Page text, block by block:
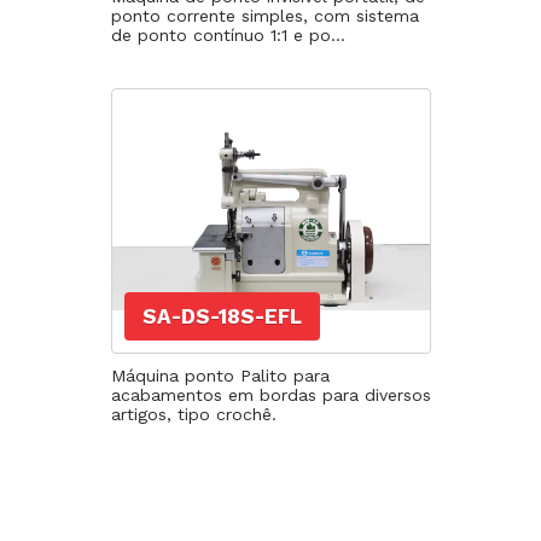
ponto corrente simples, com sistema
de ponto contínuo 1:1 e po...
SA-DS-18S-EFL
Máquina ponto Palito para
acabamentos em bordas para diversos
artigos, tipo crochê.